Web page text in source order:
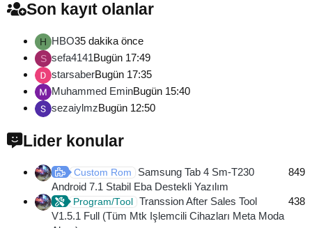
Son kayıt olanlar
H HBO35 dakika önce
S sefa4141Bugün 17:49
starsaberBugün 17:35
Muhammed EminBugün 15:40
sezaiylmzBugün 12:50
Lider konular
Custom Rom
Samsung Tab 4 Sm-T230
Android 7.1 Stabil Eba Destekli Yazılım
849
Program/Tool
Transsion After Sales Tool
V1.5.1 Full (Tüm Mtk Işlemcili Cihazları Meta Moda
438